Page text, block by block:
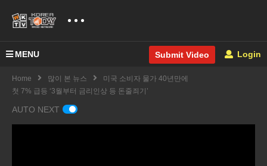
MENU Submit Video Login
Home 많이 본 뉴스
미국 소비자 물가 40년만에
첫 7% 급등 ‘3월부터 금리인상 등 돈줄죄기’
AUTO NEXT